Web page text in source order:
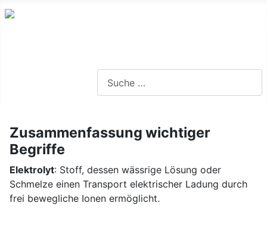
Zusammenfassung wichtiger
Begriffe
Elektrolyt: Stoff, dessen wässrige Lösung oder
Schmelze einen Transport elektrischer Ladung durch
frei bewegliche Ionen ermöglicht.